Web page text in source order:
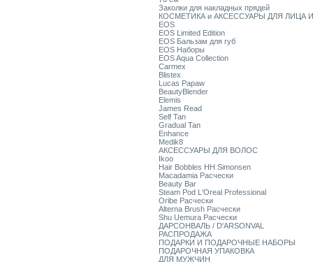
Заколки для накладных прядей
КОСМЕТИКА и АКСЕССУАРЫ ДЛЯ ЛИЦА
EOS
EOS Limited Edition
EOS Бальзам для губ
EOS Наборы
EOS Aqua Collection
Carmex
Blistex
Lucas Papaw
BeautyBlender
Elemis
James Read
Self Tan
Gradual Tan
Enhance
Medik8
АКСЕССУАРЫ ДЛЯ ВОЛОС
Ikoo
Hair Bobbles HH Simonsen
Macadamia Расчески
Beauty Bar
Steam Pod L'Oreal Professional
Oribe Расчески
Alterna Brush Расчески
Shu Uemura Расчески
ДАРСОНВАЛЬ / D'ARSONVAL
РАСПРОДАЖА
ПОДАРКИ И ПОДАРОЧНЫЕ НАБОРЫ
ПОДАРОЧНАЯ УПАКОВКА
ДЛЯ МУЖЧИН